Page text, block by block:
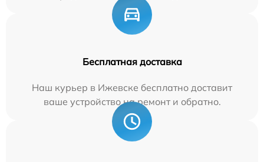
Бесплатная доставка
Наш курьер в Ижевске бесплатно доставит
ваше устройство на ремонт и обратно.